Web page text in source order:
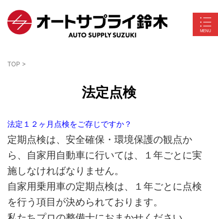
TOP >
法定点検
法定１２ヶ月点検をご存じですか？
定期点検は、安全確保・環境保護の観点か
ら、自家用自動車に行いては、１年ごとに実
施しなければなりません。
自家用乗用車の定期点検は、１年ごとに点検
を行う項目が決められております。